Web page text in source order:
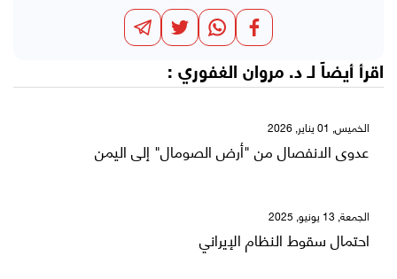
اقرأ أيضاً لـ د. مروان الغفوري :
الخميس, 01 يناير, 2026
عدوى الانفصال من "أرض الصومال" إلى اليمن
الجمعة, 13 يونيو, 2025
احتمال سقوط النظام الإيراني